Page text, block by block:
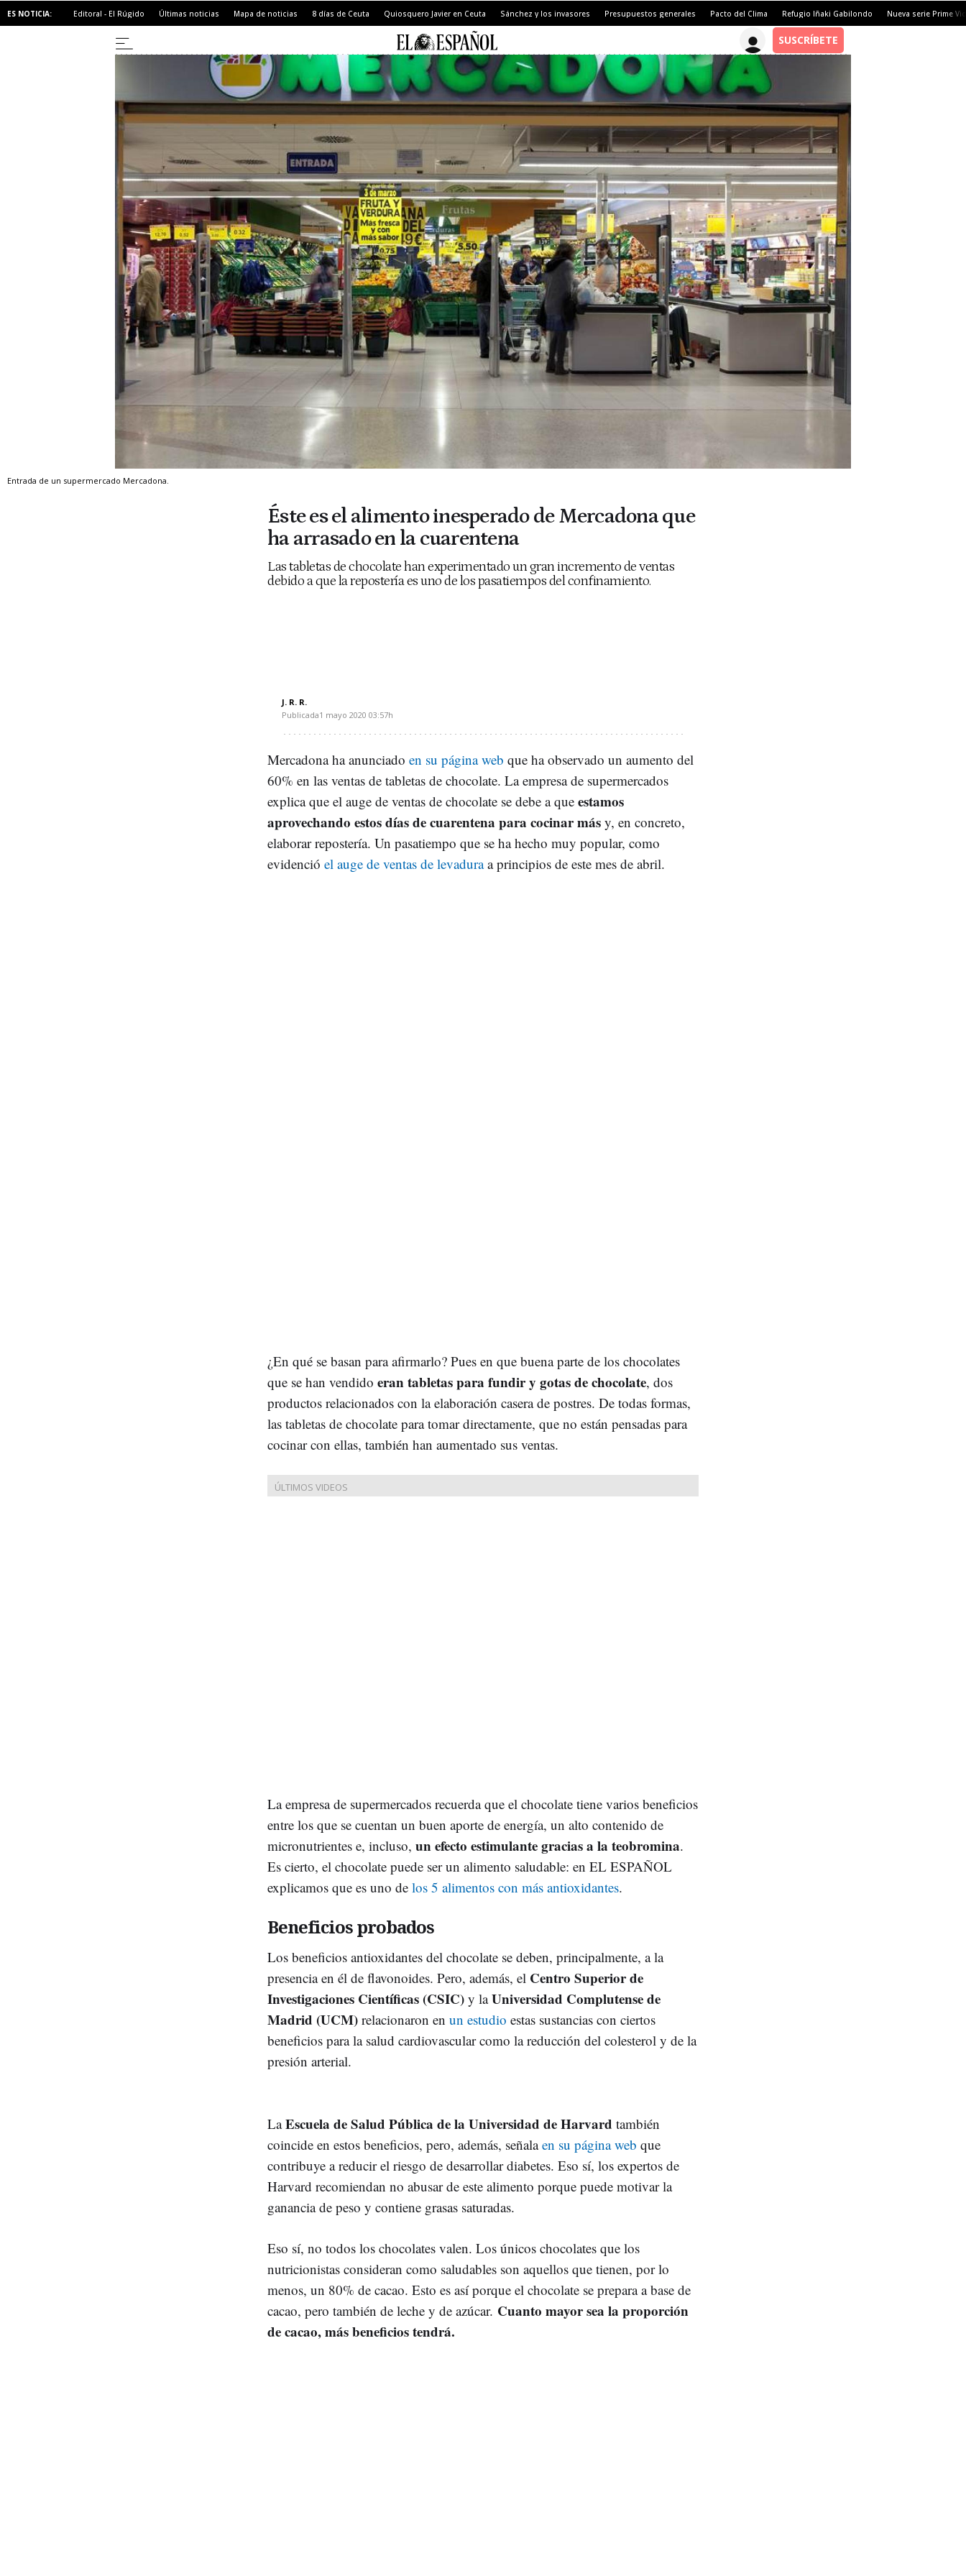
ES NOTICIA: Editoral - El Rúgido Últimas noticias Mapa de noticias 8 días de Ceuta Quiosquero Javier en Ceuta Sánchez y los invasores Presupuestos generales Pacto del Clima Refugio Iñaki Gabilondo Nueva serie Prime
Entrada de un supermercado Mercadona.
Éste es el alimento inesperado de Mercadona que
ha arrasado en la cuarentena
Las tabletas de chocolate han experimentado un gran incremento de ventas
debido a que la repostería es uno de los pasatiempos del confinamiento.
J. R. R.
Publicada1 mayo 2020 03:57h
Mercadona ha anunciado en su página web que ha observado un aumento del
60% en las ventas de tabletas de chocolate. La empresa de supermercados
explica que el auge de ventas de chocolate se debe a que estamos
aprovechando estos días de cuarentena para cocinar más y, en concreto,
elaborar repostería. Un pasatiempo que se ha hecho muy popular, como
evidenció el auge de ventas de levaduraa principios de este mes de abril.
¿En qué se basan para afirmarlo? Pues en que buena parte de los chocolates
que se han vendido eran tabletas para fundir y gotas de chocolate, dos
productos relacionados con la elaboración casera de postres. De todas formas,
las tabletas de chocolate para tomar directamente, que no están pensadas para
cocinar con ellas, también han aumentado sus ventas.
La empresa de supermercados recuerda que el chocolate tiene varios beneficios
entre los que se cuentan un buen aporte de energía, un alto contenido de
micronutrientes e, incluso, un efecto estimulante gracias a la teobromina.
Es cierto, el chocolate puede ser un alimento saludable: en EL ESPAÑOL
explicamos que es uno de los 5 alimentos con más antioxidantes.
Beneficios probados
Los beneficios antioxidantes del chocolate se deben, principalmente, a la
presencia en él de flavonoides. Pero, además, el Centro Superior de
Investigaciones Científicas (CSIC) y laUniversidad Complutense de
Madrid (UCM) relacionaron en un estudio estas sustancias con ciertos
beneficios para la salud cardiovascular como la reducción del colesterol y de la
presión arterial.
LaEscuela de Salud Pública de la Universidad de Harvard también
coincide en estos beneficios, pero, además, señalaen su página web que
contribuye a reducir el riesgo de desarrollar diabetes. Eso sí, los expertos de
Harvard recomiendan no abusar de este alimento porque puede motivar la
ganancia de peso y contiene grasas saturadas.
Eso sí, no todos los chocolates valen. Los únicos chocolates que los
nutricionistas consideran como saludables son aquellos que tienen, por lo
menos, un 80% de cacao. Esto es así porque el chocolate se prepara a base de
cacao, pero también de leche y de azúcar. Cuanto mayor sea la proporción
de cacao, más beneficios tendrá.